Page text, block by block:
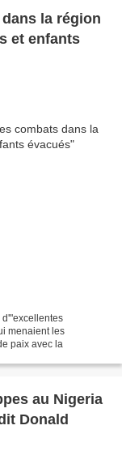
la région
et enfants
d'"excellentes
menaient les
paix avec la
au Nigeria
Donald